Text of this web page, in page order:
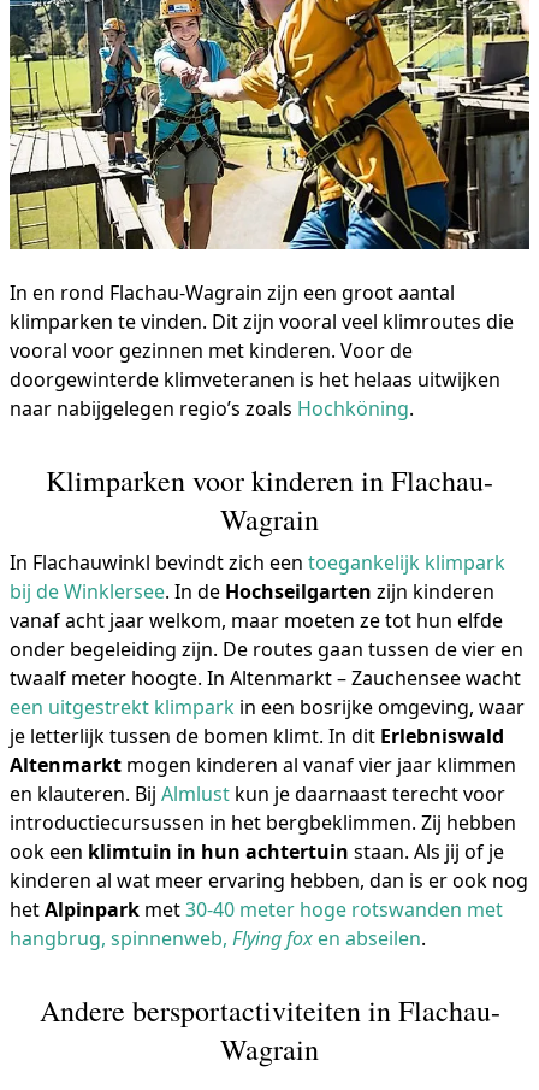
In en rond Flachau-Wagrain zijn een groot aantal
klimparken te vinden. Dit zijn vooral veel klimroutes die
vooral voor gezinnen met kinderen. Voor de
doorgewinterde klimveteranen is het helaas uitwijken
naar nabijgelegen regio’s zoals Hochköning.
Klimparken voor kinderen in Flachau-
Wagrain
In Flachauwinkl bevindt zich een toegankelijk klimpark
bij de Winklersee. In de Hochseilgarten zijn kinderen
vanaf acht jaar welkom, maar moeten ze tot hun elfde
onder begeleiding zijn. De routes gaan tussen de vier en
twaalf meter hoogte. In Altenmarkt – Zauchensee wacht
een uitgestrekt klimpark in een bosrijke omgeving, waar
je letterlijk tussen de bomen klimt. In dit Erlebniswald
Altenmarkt mogen kinderen al vanaf vier jaar klimmen
en klauteren. Bij Almlust kun je daarnaast terecht voor
introductiecursussen in het bergbeklimmen. Zij hebben
ook een klimtuin in hun achtertuin staan. Als jij of je
kinderen al wat meer ervaring hebben, dan is er ook nog
hetAlpinpark met30-40 meter hoge rotswanden met
hangbrug, spinnenweb, Flying fox en abseilen.
Andere bersportactiviteiten in Flachau-
Wagrain